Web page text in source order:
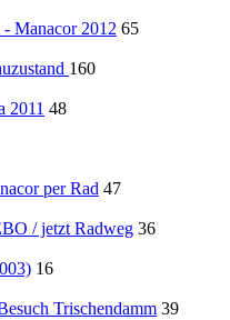
- Manacor 2012 65
160
2011 48
per Rad 47
/ jetzt Radweg 36
16
Trischendamm 39